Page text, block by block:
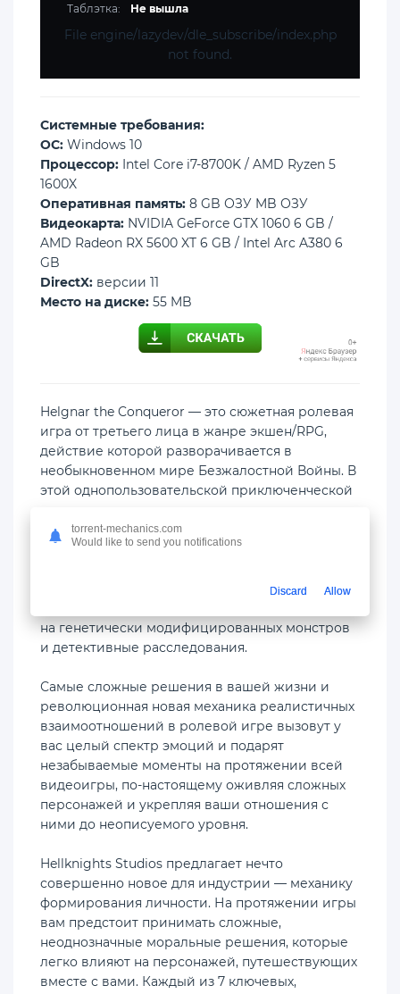
Таблэтка: Не вышла
File engine/lazydev/dle_subscribe/index.php
not found.
Cистемные требования:
ОС: Windows 10
Процессор: Intel Core i7-8700K / AMD Ryzen 5
1600X
Оперативная память: 8 GB ОЗУ MB ОЗУ
Видеокарта: NVIDIA GeForce GTX 1060 6 GB /
AMD Radeon RX 5600 XT 6 GB / Intel Arc A380 6
GB
DirectX: версии 11
Место на диске: 55 MB
Helgnar the Conqueror — это сюжетная ролевая
игра от третьего лица в жанре экшен/RPG,
действие которой разворачивается в
необыкновенном мире Безжалостной Войны. В
этой однопользовательской приключенческой
многослойная, захватывающая история с
долгосрочными двойными последствиями и
кровавые войны за трон, эпически
на генетически модифицированных монстров
и детективные расследования.
Самые сложные решения в вашей жизни и
революционная новая механика реалистичных
взаимоотношений в ролевой игре вызовут у
вас целый спектр эмоций и подарят
незабываемые моменты на протяжении всей
видеоигры, по-настоящему оживляя сложных
персонажей и укрепляя ваши отношения с
ними до неописуемого уровня.
Hellknights Studios предлагает нечто
совершенно новое для индустрии — механику
формирования личности. На протяжении игры
вам предстоит принимать сложные,
неоднозначные моральные решения, которые
легко влияют на персонажей, путешествующих
вместе с вами. Каждый из 7 ключевых,
torrent-mechanics.com
Would like to send you notifications
Discard Allow